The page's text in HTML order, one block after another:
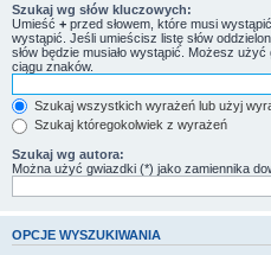
Szukaj wg słów kluczowych:
Umieść + przed słowem, które musi
wystąpić. Jeśli umieścisz listę słów
słów będzie musiało wystąpić. Możesz
ciągu znaków.
Szukaj wszystkich wyrażeń lub użyj
Szukaj któregokolwiek z wyrażeń
Szukaj wg autora:
Można użyć gwiazdki (*) jako zamiennika
OPCJE WYSZUKIWANIA